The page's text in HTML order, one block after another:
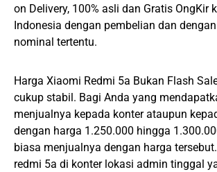
on Delivery, 100% asli dan Gratis OngKir
Indonesia dengan pembelian dan
nominal tertentu.
Harga Xiaomi Redmi 5a Bukan Flash
cukup stabil. Bagi Anda yang
menjualnya kepada konter ataupun
dengan harga 1.250.000 hingga
biasa menjualnya dengan harga
redmi 5a di konter lokasi admin tinggal